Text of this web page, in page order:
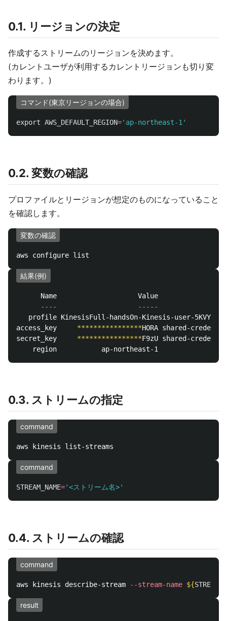
0.1. リージョンの決定
作成するストリームのリージョンを決めます。
(カレントユーザが利用するカレントリージョンも切り変
わります。)
コマンド(東京リージョンの場合)
export AWS_DEFAULT_REGION='ap-northeast-1'
0.2. 変数の確認
プロファイルとリージョンが想定のものになっていること
を確認します。
変数の確認
結果(例)
Name                    Value
----
-----
profile KinesisFull-handsOn-Kinesis-
access_key ****************HORA shared-
secret_key ****************F9zU shared-
    region           ap-northeast-1
0.3. ストリームの指定
command
command
STREAM_NAME='<ストリーム名>'
0.4. ストリームの確認
command
aws kinesis describe-stream --stream-name ${
result